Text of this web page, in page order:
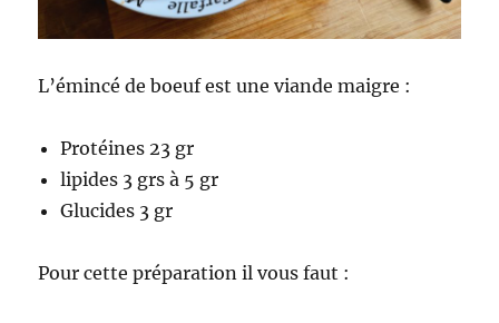
L’émincé de boeuf est une viande maigre :
Protéines 23 gr
lipides 3 grs à 5 gr
Glucides 3 gr
Pour cette préparation il vous faut :